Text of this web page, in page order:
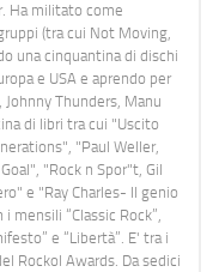
Ha militato come
(tra cui Not Moving,
una cinquantina di dischi
e USA e aprendo per
Thunders, Manu
di libri tra cui "Uscito
"Paul Weller,
"Rock n Spor"t, Gil
e "Ray Charles- Il genio
mensili “Classic Rock”,
e “Libertà”. E' tra i
Rockol Awards. Da sedici